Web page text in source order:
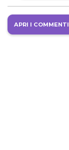
APRI I COMMENTI